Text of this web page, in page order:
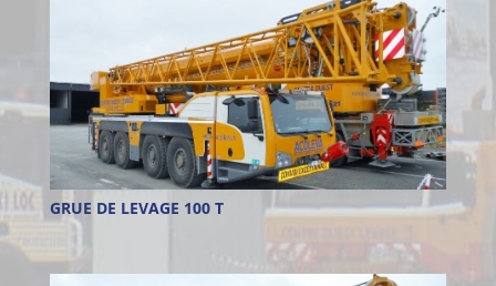
GRUE DE LEVAGE 100 T